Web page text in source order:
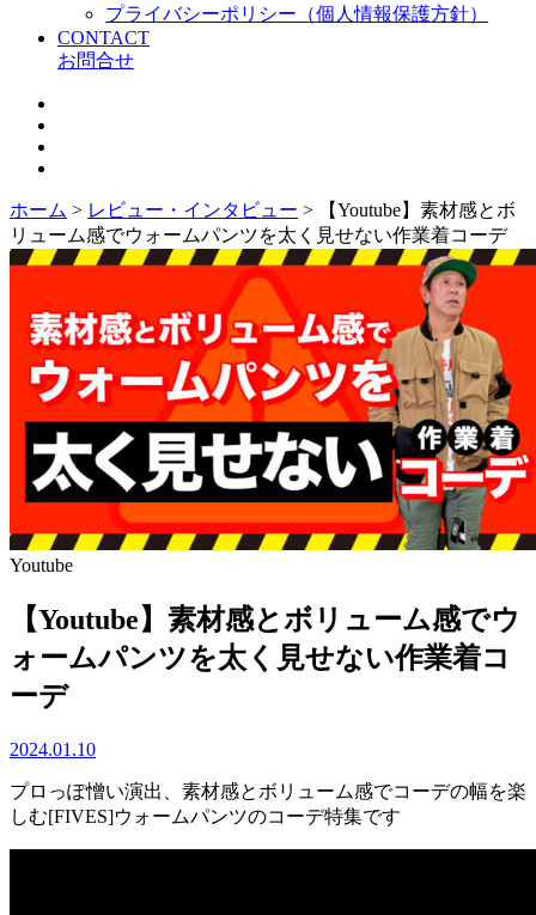
プライバシーポリシー（個人情報保護方針）
CONTACT
お問合せ
ホーム > レビュー・インタビュー >
【Youtube】素材感とボ
リューム感でウォームパンツを太く見せない作業着コーデ
Youtube
【Youtube】素材感とボリューム感でウ
ォームパンツを太く見せない作業着コ
ーデ
2024.01.10
プロっぽ憎い演出、素材感とボリューム感でコーデの幅を楽
しむ[FIVES]ウォームパンツのコーデ特集です